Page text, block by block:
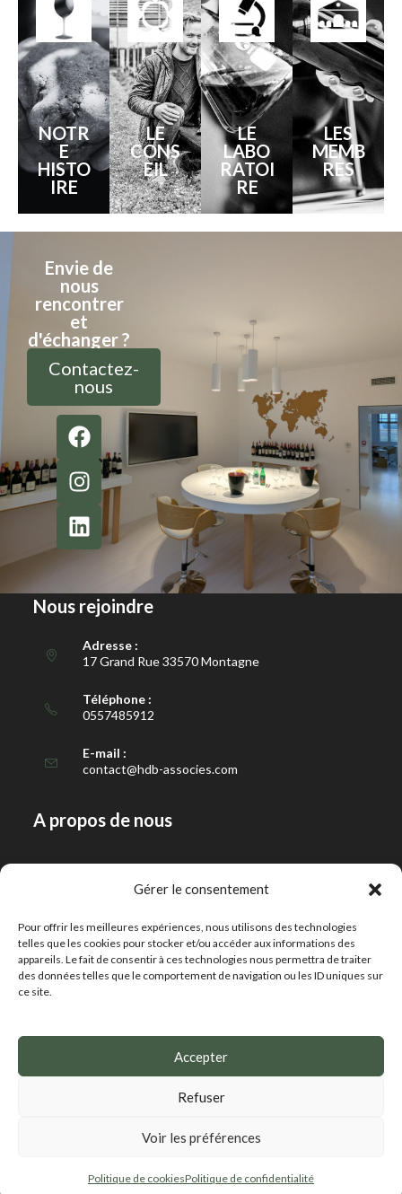
Gérer le consentement
Pour offrir les meilleures expériences, nous utilisons des technologies
telles que les cookies pour stocker et/ou accéder aux informations des
appareils. Le fait de consentir à ces technologies nous permettra de traiter
des données telles que le comportement de navigation ou les ID uniques sur
ce site.
Accepter
Refuser
Voir les préférences
Politique de cookiesPolitique de confidentialité
NOTR
E
HISTO
IRE
LE
CONS
EIL
LE
LABO
RATOI
RE
LES
MEMB
RES
Envie de
nous
rencontrer
et
d'échanger ?
Contactez-
nous
Nous rejoindre
Adresse :
17 Grand Rue 33570 Montagne
Téléphone :
0557485912
E-mail :
contact@hdb-associes.com
A propos de nous
Notre histoire
Contact
Notre expertise
Conseil
Actualités
Copyright 2026 - Hubert de Boüard Consultant et associés